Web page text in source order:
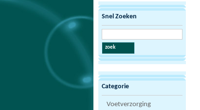
Snel Zoeken
zoek
Categorie
Voetverzorging